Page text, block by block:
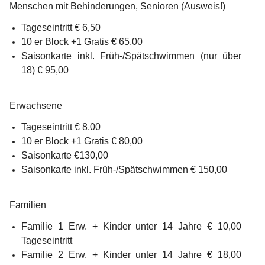
Menschen mit Behinderungen, Senioren (Ausweis!)
Tageseintritt € 6,50
10 er Block +1 Gratis € 65,00
Saisonkarte inkl. Früh-/Spätschwimmen (nur über
18) € 95,00
Erwachsene
Tageseintritt € 8,00
10 er Block +1 Gratis € 80,00
Saisonkarte €130,00
Saisonkarte inkl. Früh-/Spätschwimmen € 150,00
Familien
Familie 1 Erw. + Kinder unter 14 Jahre € 10,00
Tageseintritt
Familie 2 Erw. + Kinder unter 14 Jahre € 18,00